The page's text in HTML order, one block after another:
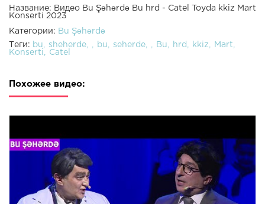
Название: Видео Bu Şəhərdə Bu hrd - Catel Toyda kkiz Mart
Konserti 2023
Категории: Bu Şəhərdə
Теги: bu sheherde bu seherde Bu hrd kkiz
Mart
Konserti
Catel
Похожее видео: